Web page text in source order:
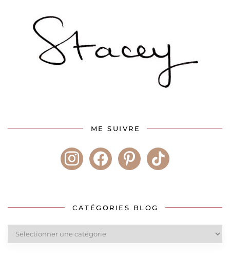
ME SUIVRE
instagramfacebookpinteresttiktok
CATÉGORIES BLOG
Catégories
blog